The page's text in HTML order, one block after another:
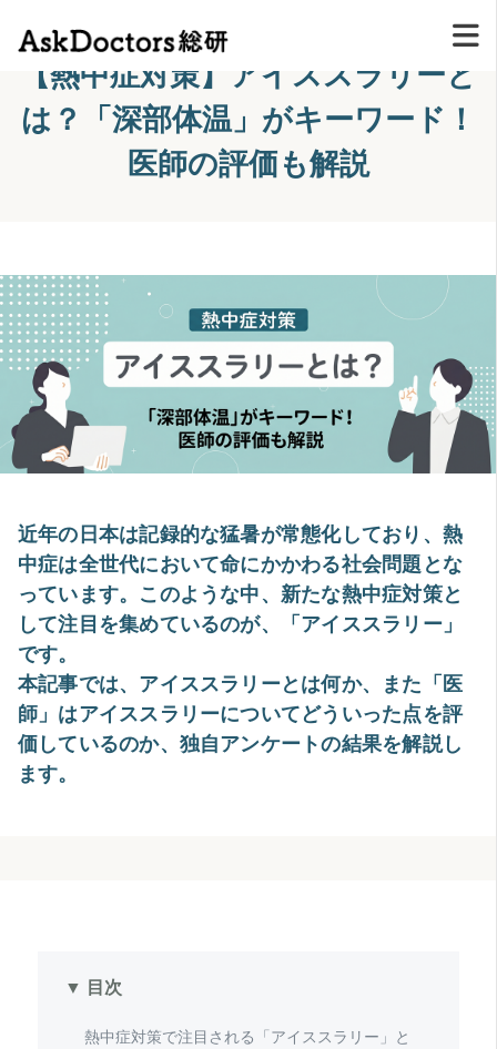
【熱中症対策】アイススラリーと
は？「深部体温」がキーワード！
医師の評価も解説
近年の日本は記録的な猛暑が常態化しており、熱
中症は全世代において命にかかわる社会問題とな
っています。このような中、新たな熱中症対策と
して注目を集めているのが、「アイススラリー」
です。
本記事では、アイススラリーとは何か、また「医
師」はアイススラリーについてどういった点を評
価しているのか、独自アンケートの結果を解説し
ます。
▼ 目次
熱中症対策で注目される「アイススラリー」と